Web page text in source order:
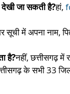
जा सकती है?हां,
सूची में अपना नाम,
है?नहीं, छत्तीसगढ़ में
के सभी 33